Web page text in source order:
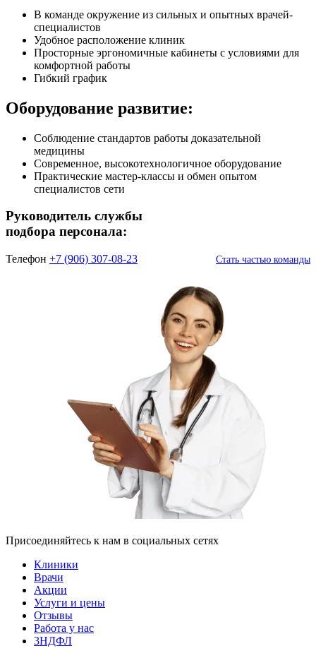
В команде окружение из сильных и опытных врачей-
специалистов
Удобное расположение клиник
Просторные эргономичные кабинеты с условиями для
комфортной работы
Гибкий график
Оборудование развитие:
Соблюдение стандартов работы доказательной
медицины
Современное, высокотехнологичное оборудование
Практические мастер-классы и обмен опытом
специалистов сети
Руководитель службы
подбора персонала:
Телефон +7 (906) 307-08-23 Стать частью команды
Присоединяйтесь к нам в социальных сетях
Клиники
Врачи
Акции
Услуги и цены
Отзывы
Работа у нас
3НДФЛ